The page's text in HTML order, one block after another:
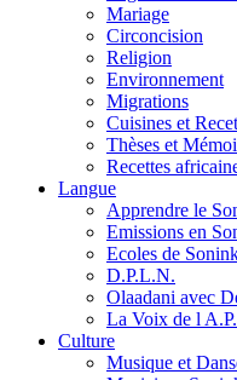
Mariage
Circoncision
Religion
Environnement
Migrations
Cuisines et
Thèses et
Recettes
Langue
Apprendre le
Emissions en
Ecoles de
D.P.L.N.
Olaadani avec
La Voix de l
Culture
Musique et